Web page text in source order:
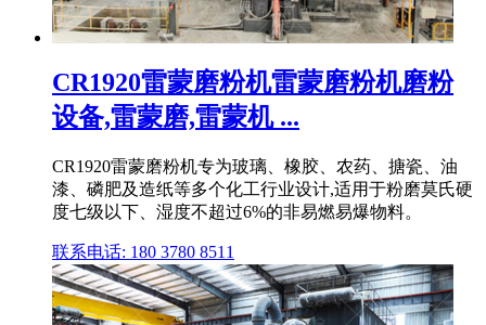
CR1920雷蒙磨粉机雷蒙磨粉机磨粉
设备,雷蒙磨,雷蒙机 ...
CR1920雷蒙磨粉机专为玻璃、橡胶、农药、搪瓷、油
漆、磷肥及造纸等多个化工行业设计,适用于粉磨莫氏硬
度七级以下、湿度不超过6%的非易燃易爆物料。
联系电话: 180 3780 8511